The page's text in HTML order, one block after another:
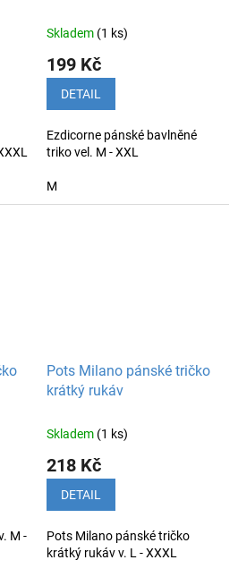
Skladem (1 ks)
199 Kč
DETAIL
Ezdicorne pánské bavlněné
triko vel. M - XXL
M
M -
Pots Milano pánské tričko
krátký rukáv
Skladem (1 ks)
218 Kč
DETAIL
Pots Milano pánské tričko
krátký rukáv v. L - XXXL